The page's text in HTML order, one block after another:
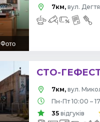
Фото
7км, вул.
СТО-
7км, вул.
Пн-Пт 10:00 –
35 відгуків